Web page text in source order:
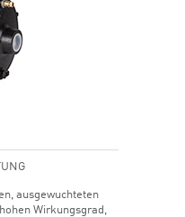
ausgewuchteten
Wirkungsgrad,